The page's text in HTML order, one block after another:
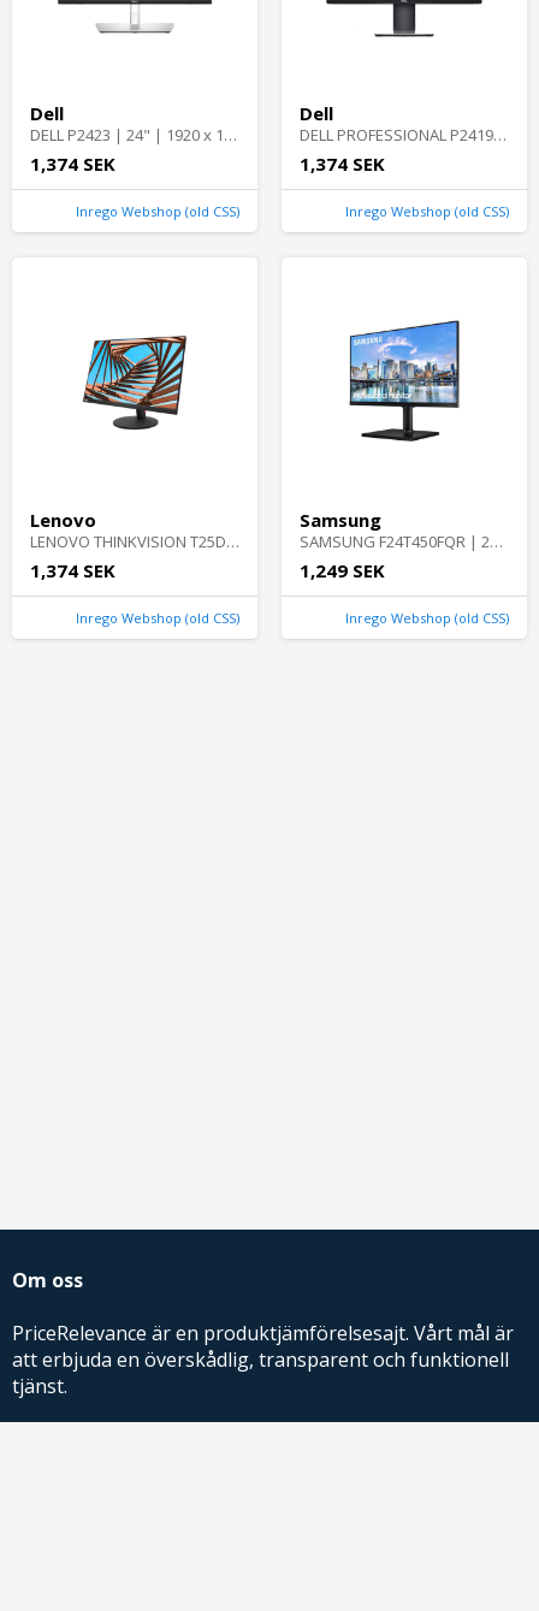
Dell
DELL P2423 | 24" | 1920 x 1200 | Bra skick | Dell
1,374 SEK
Inrego Webshop (old CSS)
Dell
DELL PROFESSIONAL P2419H | 24" | 1920 x 1080 | Bra skick | Dell
1,374 SEK
Inrego Webshop (old CSS)
Lenovo
LENOVO THINKVISION T25D-10 | 25" | 1920 x 1200 | Bra skick | Lenovo
1,374 SEK
Inrego Webshop (old CSS)
Samsung
SAMSUNG F24T450FQR | 24" | 1920 x 1080 | Bra skick | Samsung
1,249 SEK
Inrego Webshop (old CSS)
Om oss
PriceRelevance är en produktjämförelsesajt. Vårt mål är
att erbjuda en överskådlig, transparent och funktionell
tjänst.
PriceRelevance ägs och drivs av AdRelevance Sverige AB.